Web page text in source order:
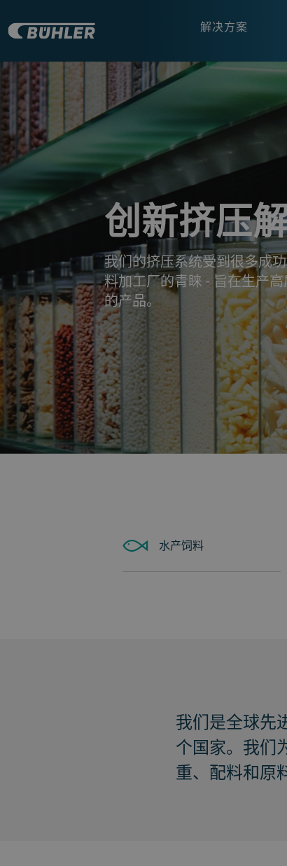
解决方案
创新挤压
我们的挤压系统受到很多成
料加工厂的青睐 - 旨在生产
的产品。
返回
水产饲料
我们是全球先
个国家。我们
重、配料和原